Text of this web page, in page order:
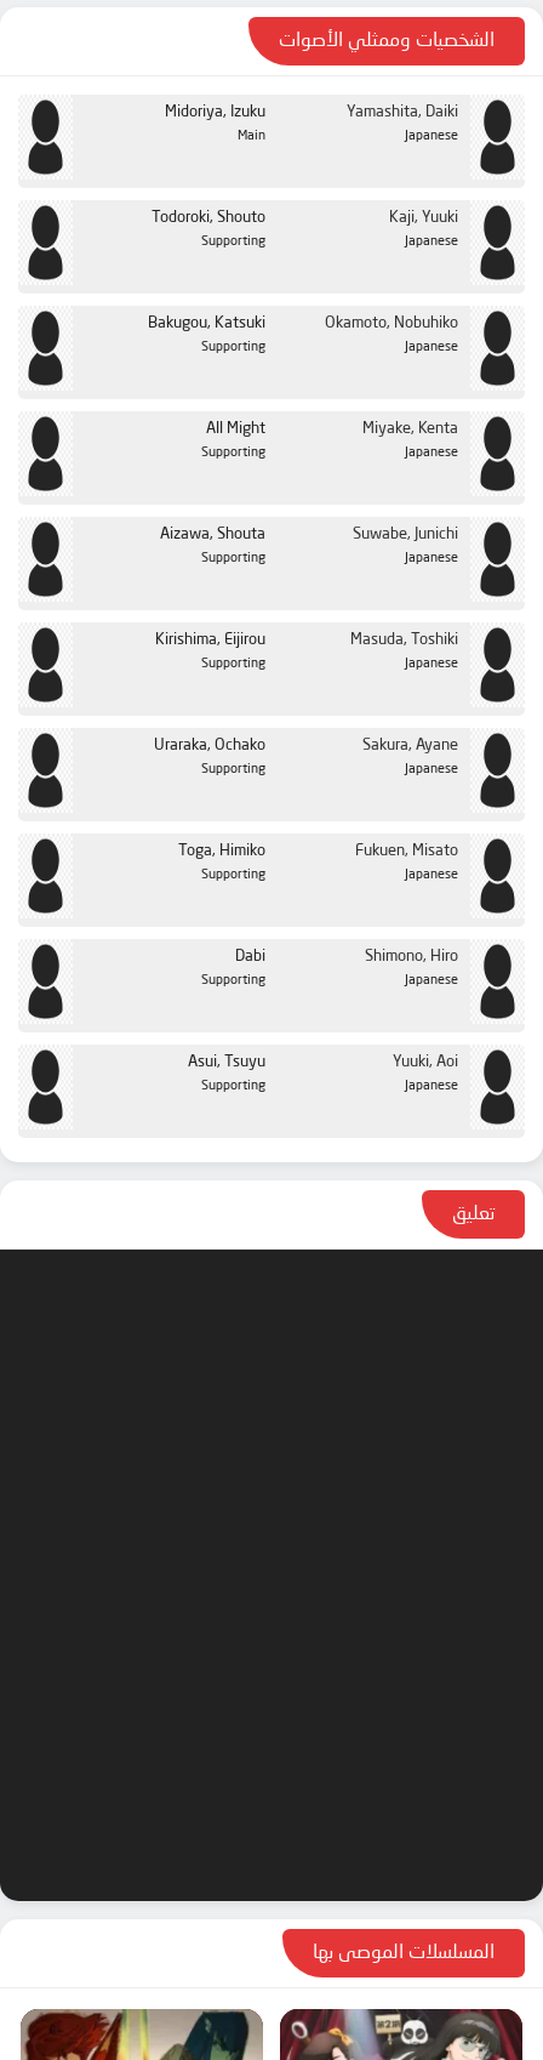
الحلقة 24
الحلقة 25
الشخصيات وممثلي الأصوات
Midoriya, Izuku
Main
Yamashita, Daiki
Japanese
Todoroki, Shouto
Supporting
Kaji, Yuuki
Japanese
Bakugou, Katsuki
Supporting
Okamoto, Nobuhiko
Japanese
All Might
Supporting
Miyake, Kenta
Japanese
Aizawa, Shouta
Supporting
Suwabe, Junichi
Japanese
Kirishima, Eijirou
Supporting
Masuda, Toshiki
Japanese
Uraraka, Ochako
Supporting
Sakura, Ayane
Japanese
Toga, Himiko
Supporting
Fukuen, Misato
Japanese
Dabi
Supporting
Shimono, Hiro
Japanese
Asui, Tsuyu
Supporting
Yuuki, Aoi
Japanese
تعليق
المسلسلات الموصى بها